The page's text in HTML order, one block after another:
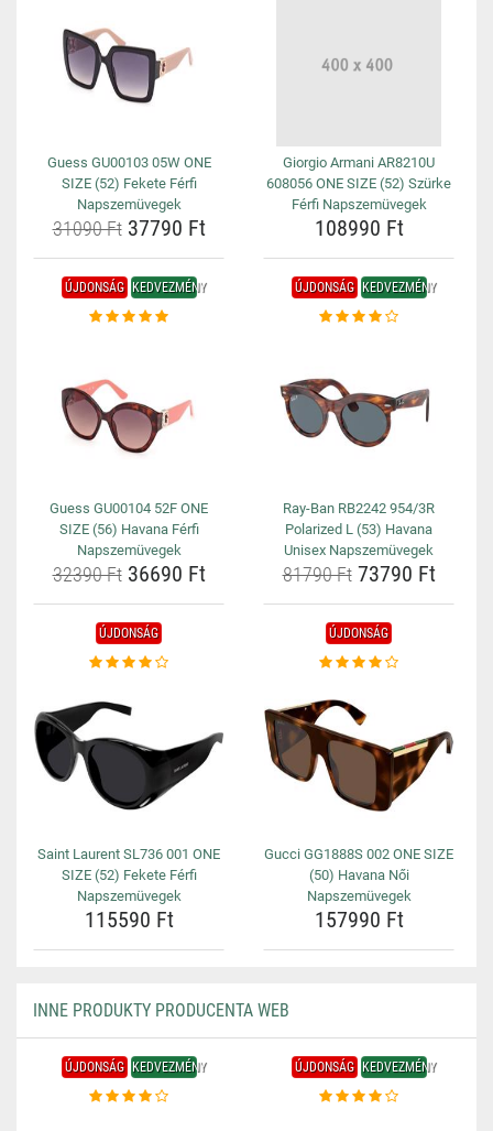
Guess GU00103 05W ONE
SIZE (52) Fekete Férfi
Napszemüvegek
31090 Ft37790 Ft
Giorgio Armani AR8210U
608056 ONE SIZE (52) Szürke
Férfi Napszemüvegek
108990 Ft
ÚJDONSÁG KEDVEZMÉNY
Guess GU00104 52F ONE
SIZE (56) Havana Férfi
Napszemüvegek
32390 Ft36690 Ft
ÚJDONSÁG KEDVEZMÉNY
Ray-Ban RB2242 954/3R
Polarized L (53) Havana
Unisex Napszemüvegek
81790 Ft73790 Ft
ÚJDONSÁG
Saint Laurent SL736 001 ONE
SIZE (52) Fekete Férfi
Napszemüvegek
115590 Ft
ÚJDONSÁG
Gucci GG1888S 002 ONE SIZE
(50) Havana Női
Napszemüvegek
157990 Ft
INNE PRODUKTY PRODUCENTA WEB
ÚJDONSÁG KEDVEZMÉNY ÚJDONSÁG KEDVEZMÉNY